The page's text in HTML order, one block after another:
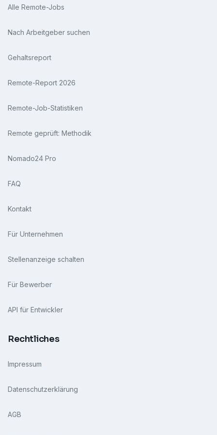
Alle Remote-Jobs
Nach Arbeitgeber suchen
Gehaltsreport
Remote-Report 2026
Remote-Job-Statistiken
Remote geprüft: Methodik
Nomado24 Pro
FAQ
Kontakt
Für Unternehmen
Stellenanzeige schalten
Für Bewerber
API für Entwickler
Rechtliches
Impressum
Datenschutzerklärung
AGB